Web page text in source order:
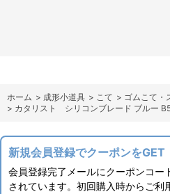
ホーム > 成形小道具 > こて > ゴムこて・
> カタリスト シリコンブレード ブルー
新規会員登録でクーポンをGET
会員登録完了メールにクーポンコー
されています。初回購入時からご利